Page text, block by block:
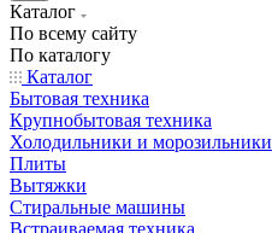
Каталог
По всему сайту
По каталогу
Каталог
Бытовая техника
Крупнобытовая техника
Холодильники и морозильники
Плиты
Вытяжки
Стиральные машины
Встраиваемая техника